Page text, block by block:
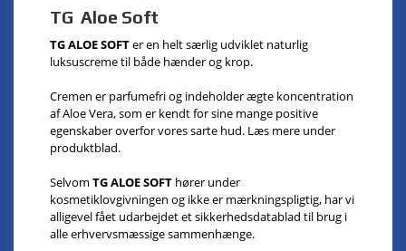
TG Aloe Soft
TG ALOE SOFTer en helt særlig udviklet naturlig
luksuscreme til både hænder og krop.
Cremen er parfumefri og indeholder ægte koncentration
af Aloe Vera, som er kendt for sine mange positive
egenskaber overfor vores sarte hud. Læs mere under
produktblad.
Selvom TG ALOE SOFT hører under
kosmetiklovgivningen og ikke er mærkningspligtig, har vi
alligevel fået udarbejdet et sikkerhedsdatablad til brug i
alle erhvervsmæssige sammenhænge.